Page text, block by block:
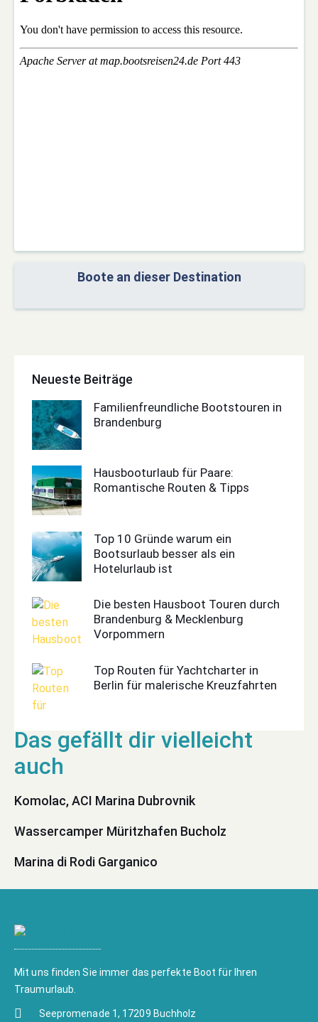
Boote an dieser Destination
Neueste Beiträge
Familienfreundliche Bootstouren in
Brandenburg
Hausbooturlaub für Paare:
Romantische Routen & Tipps
Top 10 Gründe warum ein
Bootsurlaub besser als ein
Hotelurlaub ist
Die besten Hausboot Touren durch
Brandenburg & Mecklenburg
Vorpommern
Top Routen für Yachtcharter in
Berlin für malerische Kreuzfahrten
Komolac, ACI Marina Dubrovnik
Wassercamper Müritzhafen Bucholz
Marina di Rodi Garganico
Mit uns finden Sie immer das perfekte Boot für Ihren
Traumurlaub.
Seepromenade 1, 17209 Buchholz